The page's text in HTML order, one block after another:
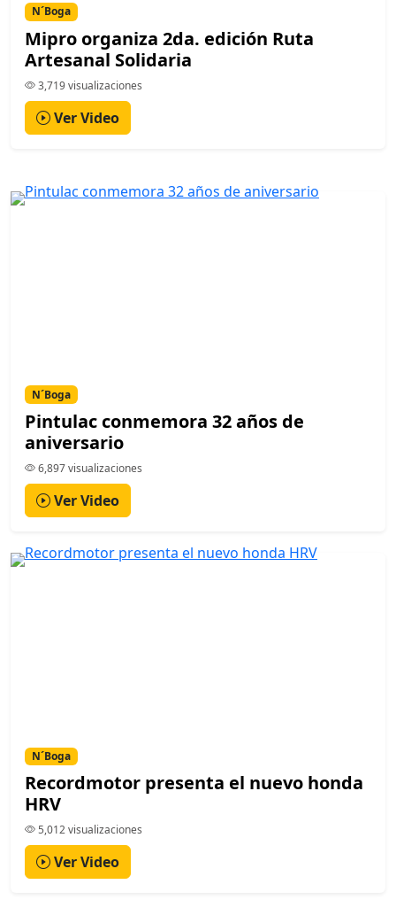
N´Boga
Mipro organiza 2da. edición Ruta
Artesanal Solidaria
3,719 visualizaciones
Ver Video
N´Boga
Pintulac conmemora 32 años de
aniversario
6,897 visualizaciones
Ver Video
N´Boga
Recordmotor presenta el nuevo honda
HRV
5,012 visualizaciones
Ver Video